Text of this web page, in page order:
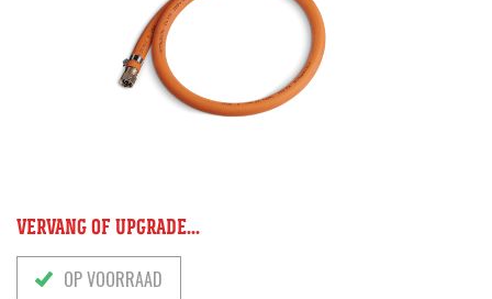
VERVANG OF UPGRADE...
OP VOORRAAD